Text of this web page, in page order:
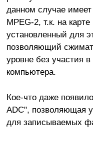
данном случае
MPEG-2, т.к. на
установленный для
позволяющий
уровне без участия
компьютера.
Кое-что даже
ADC", позволяющая
для записываемых